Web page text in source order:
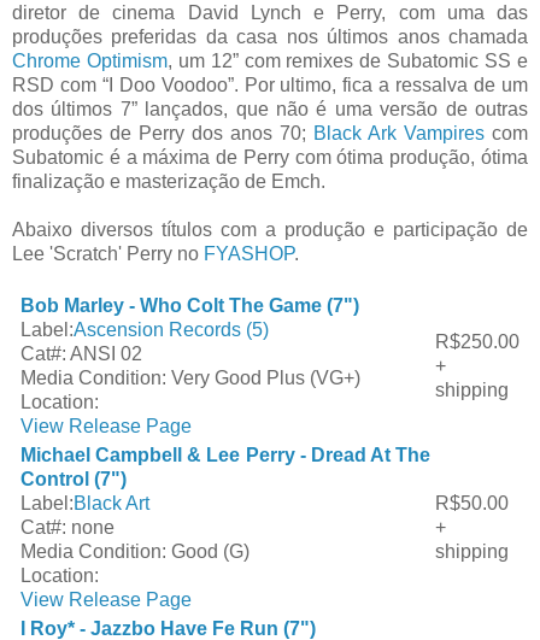
diretor de cinema David Lynch e Perry, com uma das
produções preferidas da casa nos últimos anos chamada
Chrome Optimism, um 12” com remixes de Subatomic SS e
RSD com “I Doo Voodoo”. Por ultimo, fica a ressalva de um
dos últimos 7” lançados, que não é uma versão de outras
produções de Perry dos anos 70; Black Ark Vampires com
Subatomic é a máxima de Perry com ótima produção, ótima
finalização e masterização de Emch.
Abaixo diversos títulos com a produção e participação de
Lee 'Scratch' Perry no FYASHOP.
Bob Marley - Who Colt The Game (7")
Label:Ascension Records (5)
Cat#: ANSI 02
Media Condition: Very Good Plus (VG+)
Location:
View Release Page
R$250.00
+
shipping
Michael Campbell & Lee Perry - Dread At The
Control (7")
Label:Black Art
Cat#: none
Media Condition: Good (G)
Location:
View Release Page
R$50.00
+
shipping
I Roy* - Jazzbo Have Fe Run (7")